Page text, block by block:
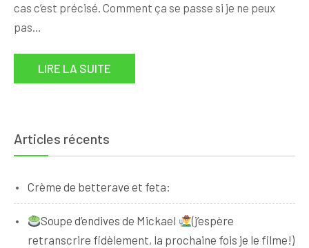
cas c’est précisé. Comment ça se passe si je ne peux
pas…
LIRE LA SUITE
Articles récents
Crème de betterave et feta:
Soupe d’endives de Mickael
(j’espère
retranscrire fidèlement, la prochaine fois je le filme!)